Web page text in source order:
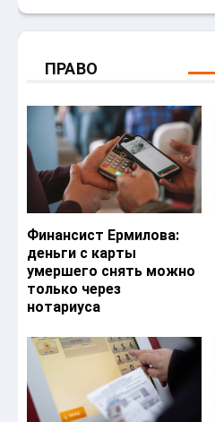
ПРАВО
Финансист Ермилова:
деньги с карты
умершего снять можно
только через
нотариуса